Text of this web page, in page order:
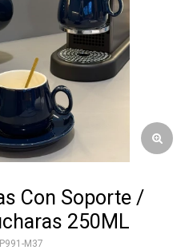
Con Soporte /
250ML
M37